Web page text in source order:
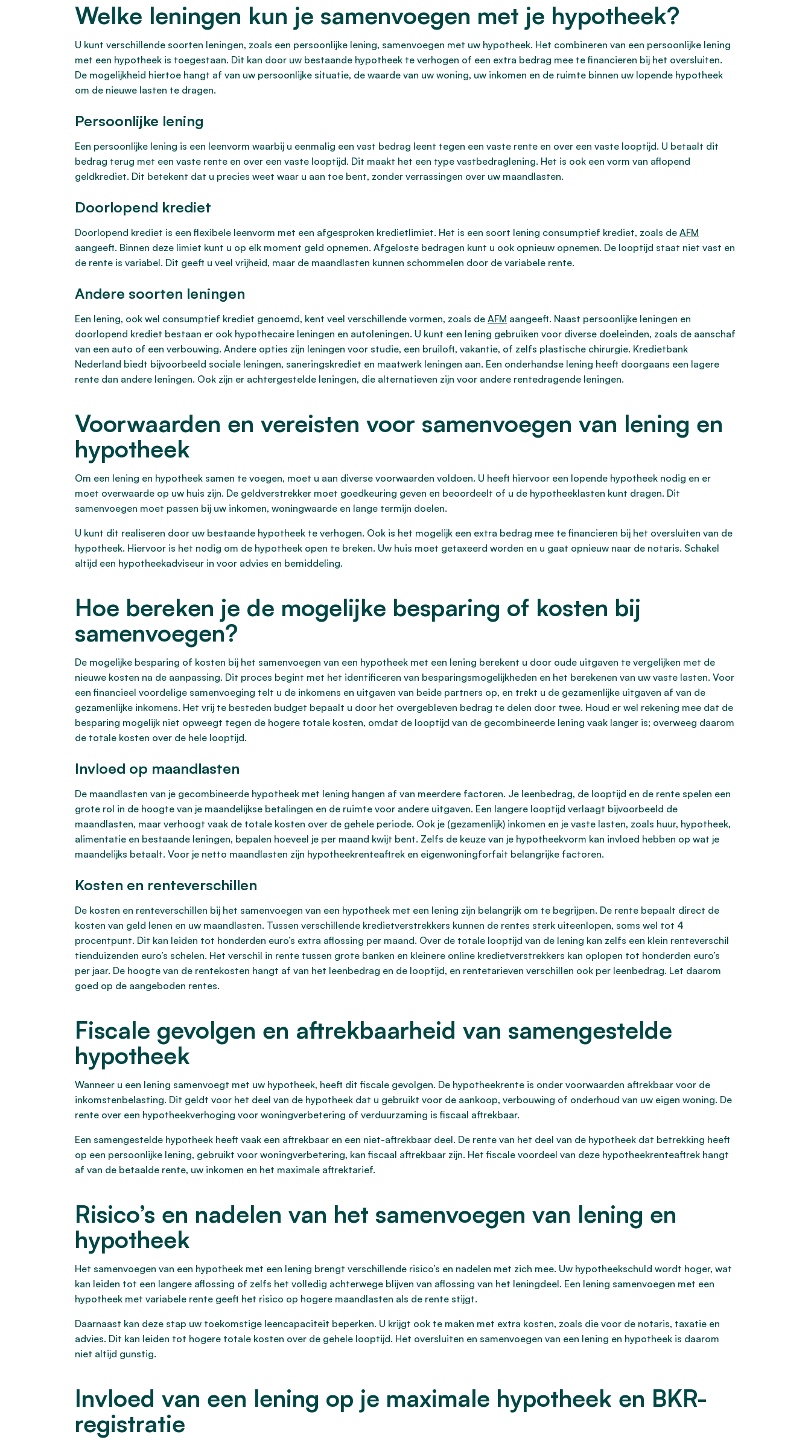
Welke leningen kun je samenvoegen met je hypotheek?
U kunt verschillende soorten leningen, zoals een persoonlijke lening, samenvoegen met uw hypotheek. Het combineren van een persoonlijke lening
met een hypotheek is toegestaan. Dit kan door uw bestaande hypotheek te verhogen of een extra bedrag mee te financieren bij het oversluiten.
De mogelijkheid hiertoe hangt af van uw persoonlijke situatie, de waarde van uw woning, uw inkomen en de ruimte binnen uw lopende hypotheek
om de nieuwe lasten te dragen.
Persoonlijke lening
Een persoonlijke lening is een leenvorm waarbij u eenmalig een vast bedrag leent tegen een vaste rente en over een vaste looptijd. U betaalt dit
bedrag terug met een vaste rente en over een vaste looptijd. Dit maakt het een type vastbedraglening. Het is ook een vorm van aflopend
geldkrediet. Dit betekent dat u precies weet waar u aan toe bent, zonder verrassingen over uw maandlasten.
Doorlopend krediet
Doorlopend krediet is een flexibele leenvorm met een afgesproken kredietlimiet. Het is een soort lening consumptief krediet, zoals de AFM
aangeeft. Binnen deze limiet kunt u op elk moment geld opnemen. Afgeloste bedragen kunt u ook opnieuw opnemen. De looptijd staat niet vast en
de rente is variabel. Dit geeft u veel vrijheid, maar de maandlasten kunnen schommelen door de variabele rente.
Andere soorten leningen
Een lening, ook wel consumptief krediet genoemd, kent veel verschillende vormen, zoals de AFM aangeeft. Naast persoonlijke leningen en
doorlopend krediet bestaan er ook hypothecaire leningen en autoleningen. U kunt een lening gebruiken voor diverse doeleinden, zoals de aanschaf
van een auto of een verbouwing. Andere opties zijn leningen voor studie, een bruiloft, vakantie, of zelfs plastische chirurgie. Kredietbank
Nederland biedt bijvoorbeeld sociale leningen, saneringskrediet en maatwerk leningen aan. Een onderhandse lening heeft doorgaans een lagere
rente dan andere leningen. Ook zijn er achtergestelde leningen, die alternatieven zijn voor andere rentedragende leningen.
Voorwaarden en vereisten voor samenvoegen van lening en
hypotheek
Om een lening en hypotheek samen te voegen, moet u aan diverse voorwaarden voldoen. U heeft hiervoor een lopende hypotheek nodig en er
moet overwaarde op uw huis zijn. De geldverstrekker moet goedkeuring geven en beoordeelt of u de hypotheeklasten kunt dragen. Dit
samenvoegen moet passen bij uw inkomen, woningwaarde en lange termijn doelen.
U kunt dit realiseren door uw bestaande hypotheek te verhogen. Ook is het mogelijk een extra bedrag mee te financieren bij het oversluiten van de
hypotheek. Hiervoor is het nodig om de hypotheek open te breken. Uw huis moet getaxeerd worden en u gaat opnieuw naar de notaris. Schakel
altijd een hypotheekadviseur in voor advies en bemiddeling.
Hoe bereken je de mogelijke besparing of kosten bij
samenvoegen?
De mogelijke besparing of kosten bij het samenvoegen van een hypotheek met een lening berekent u door oude uitgaven te vergelijken met de
nieuwe kosten na de aanpassing. Dit proces begint met het identificeren van besparingsmogelijkheden en het berekenen van uw vaste lasten. Voor
een financieel voordelige samenvoeging telt u de inkomens en uitgaven van beide partners op, en trekt u de gezamenlijke uitgaven af van de
gezamenlijke inkomens. Het vrij te besteden budget bepaalt u door het overgebleven bedrag te delen door twee. Houd er wel rekening mee dat de
besparing mogelijk niet opweegt tegen de hogere totale kosten, omdat de looptijd van de gecombineerde lening vaak langer is; overweeg daarom
de totale kosten over de hele looptijd.
Invloed op maandlasten
De maandlasten van je gecombineerde hypotheek met lening hangen af van meerdere factoren. Je leenbedrag, de looptijd en de rente spelen een
grote rol in de hoogte van je maandelijkse betalingen en de ruimte voor andere uitgaven. Een langere looptijd verlaagt bijvoorbeeld de
maandlasten, maar verhoogt vaak de totale kosten over de gehele periode. Ook je (gezamenlijk) inkomen en je vaste lasten, zoals huur, hypotheek,
alimentatie en bestaande leningen, bepalen hoeveel je per maand kwijt bent. Zelfs de keuze van je hypotheekvorm kan invloed hebben op wat je
maandelijks betaalt. Voor je netto maandlasten zijn hypotheekrenteaftrek en eigenwoningforfait belangrijke factoren.
Kosten en renteverschillen
De kosten en renteverschillen bij het samenvoegen van een hypotheek met een lening zijn belangrijk om te begrijpen. De rente bepaalt direct de
kosten van geld lenen en uw maandlasten. Tussen verschillende kredietverstrekkers kunnen de rentes sterk uiteenlopen, soms wel tot 4
procentpunt. Dit kan leiden tot honderden euro’s extra aflossing per maand. Over de totale looptijd van de lening kan zelfs een klein renteverschil
tienduizenden euro’s schelen. Het verschil in rente tussen grote banken en kleinere online kredietverstrekkers kan oplopen tot honderden euro’s
per jaar. De hoogte van de rentekosten hangt af van het leenbedrag en de looptijd, en rentetarieven verschillen ook per leenbedrag. Let daarom
goed op de aangeboden rentes.
Fiscale gevolgen en aftrekbaarheid van samengestelde
hypotheek
Wanneer u een lening samenvoegt met uw hypotheek, heeft dit fiscale gevolgen. De hypotheekrente is onder voorwaarden aftrekbaar voor de
inkomstenbelasting. Dit geldt voor het deel van de hypotheek dat u gebruikt voor de aankoop, verbouwing of onderhoud van uw eigen woning. De
rente over een hypotheekverhoging voor woningverbetering of verduurzaming is fiscaal aftrekbaar.
Een samengestelde hypotheek heeft vaak een aftrekbaar en een niet-aftrekbaar deel. De rente van het deel van de hypotheek dat betrekking heeft
op een persoonlijke lening, gebruikt voor woningverbetering, kan fiscaal aftrekbaar zijn. Het fiscale voordeel van deze hypotheekrenteaftrek hangt
af van de betaalde rente, uw inkomen en het maximale aftrektarief.
Risico’s en nadelen van het samenvoegen van lening en
hypotheek
Het samenvoegen van een hypotheek met een lening brengt verschillende risico’s en nadelen met zich mee. Uw hypotheekschuld wordt hoger, wat
kan leiden tot een langere aflossing of zelfs het volledig achterwege blijven van aflossing van het leningdeel. Een lening samenvoegen met een
hypotheek met variabele rente geeft het risico op hogere maandlasten als de rente stijgt.
Daarnaast kan deze stap uw toekomstige leencapaciteit beperken. U krijgt ook te maken met extra kosten, zoals die voor de notaris, taxatie en
advies. Dit kan leiden tot hogere totale kosten over de gehele looptijd. Het oversluiten en samenvoegen van een lening en hypotheek is daarom
niet altijd gunstig.
Invloed van een lening op je maximale hypotheek en BKR-
registratie